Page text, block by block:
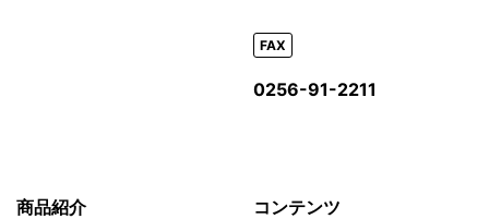
FAX
0256-91-2211
商品紹介 コンテンツ